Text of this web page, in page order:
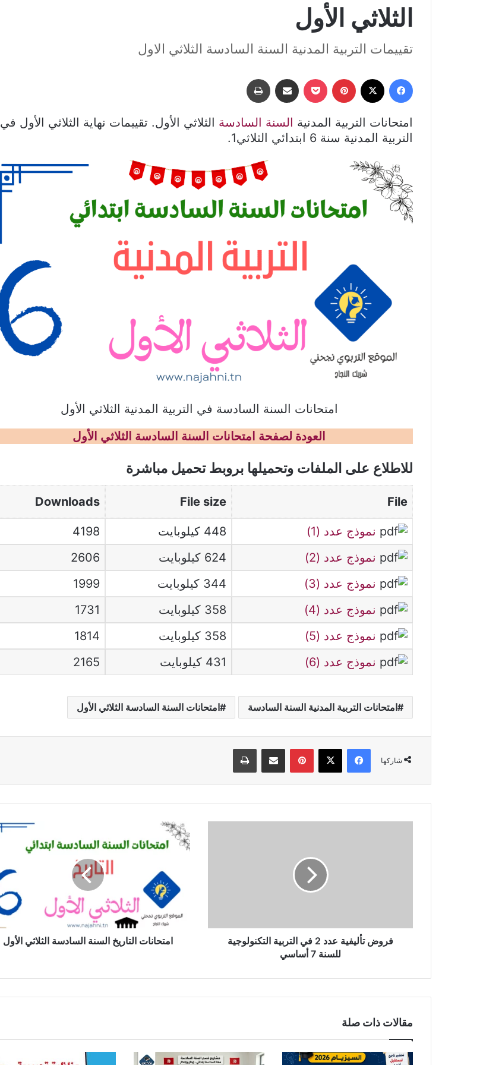
الثلاثي الأول
تقييمات التربية المدنية السنة السادسة الثلاثي الاول
فيسبوك بينتيريست ‫Pocket مشاركة عبر البريد
امتحانات التربية المدنية السنة السادسة الثلاثي الأول. تقييمات نهاية الثلاثي الأول في
التربية المدنية سنة 6 ابتدائي الثلاثي1.
امتحانات السنة السادسة في التربية المدنية الثلاثي الأول
العودة لصفحة امتحانات السنة السادسة الثلاثي الأول
للاطلاع على الملفات وتحميلها بروبط تحميل مباشرة
File
File size
Downloads
نموذج عدد (1) 448 كيلوبايت
4198
نموذج عدد (2)
624 كيلوبايت
2606
نموذج عدد (3)
344 كيلوبايت
1999
نموذج عدد (4)
358 كيلوبايت
1731
نموذج عدد (5)
358 كيلوبايت
1814
نموذج عدد (6)
431 كيلوبايت 2165
امتحانات التربية المدنية السنة السادسة امتحانات السنة السادسة الثلاثي الأول
شاركها
فيسبوك ‫X بينتيريستمشاركة عبر البريد طباعة
7
أساسي
فروض تأليفية عدد 2 في التربية التكنولوجية
للسنة 7 أساسي
امتحانات
التاريخ
السنة
الثلاثي
الأول
امتحانات التاريخ السنة السادسة الثلاثي الأول
مقالات ذات صلة